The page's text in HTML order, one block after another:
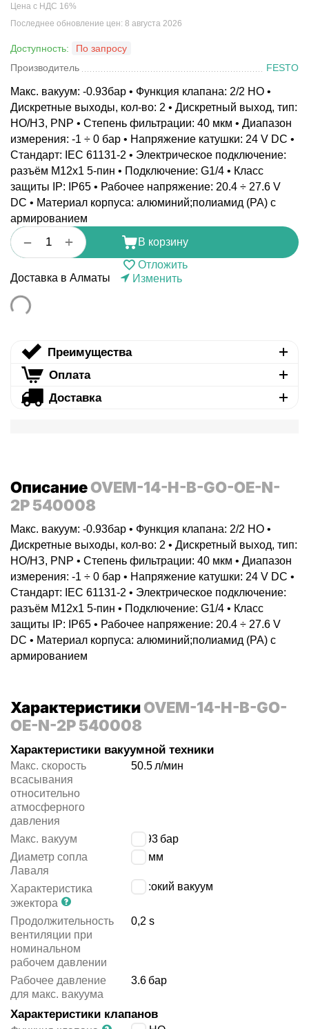
Цена с НДС 16%
Последнее обновление цен: 8 августа 2026
Доступность:
По запросу
Производитель
FESTO
Макс. вакуум: -0.93бар • Функция клапана: 2/2 НО •
Дискретные выходы, кол-во: 2 • Дискретный выход, тип:
НО/НЗ, PNP • Степень фильтрации: 40 мкм • Диапазон
измерения: -1 ÷ 0 бар • Напряжение катушки: 24 V DC •
Стандарт: IEC 61131-2 • Электрическое подключение:
разъём M12x1 5-пин • Подключение: G1/4 • Класс
защиты IP: IP65 • Рабочее напряжение: 20.4 ÷ 27.6 V
DC • Материал корпуса: алюминий;полиамид (PA) с
армированием
+
−
В корзину
Отложить
Доставка в Алматы
Изменить
Преимущества
Оплата
Доставка
ОписаниеOVEM-14-H-B-GO-OE-N-
2P 540008
Макс. вакуум: -0.93бар • Функция клапана: 2/2 НО •
Дискретные выходы, кол-во: 2 • Дискретный выход, тип:
НО/НЗ, PNP • Степень фильтрации: 40 мкм • Диапазон
измерения: -1 ÷ 0 бар • Напряжение катушки: 24 V DC •
Стандарт: IEC 61131-2 • Электрическое подключение:
разъём M12x1 5-пин • Подключение: G1/4 • Класс
защиты IP: IP65 • Рабочее напряжение: 20.4 ÷ 27.6 V
DC • Материал корпуса: алюминий;полиамид (PA) с
армированием
ХарактеристикиOVEM-14-H-B-GO-
OE-N-2P 540008
Характеристики вакуумной техники
Макс. скорость
всасывания
относительно
атмосферного
давления
50.5 л/мин
Макс. вакуум 0.93 бар
Диаметр сопла
Лаваля
мм
Характеристика
эжектора
высокий вакуум
Продолжительность
вентиляции при
номинальном
рабочем давлении
0,2 s
Рабочее давление
для макс. вакуума
3.6 бар
Характеристики клапанов